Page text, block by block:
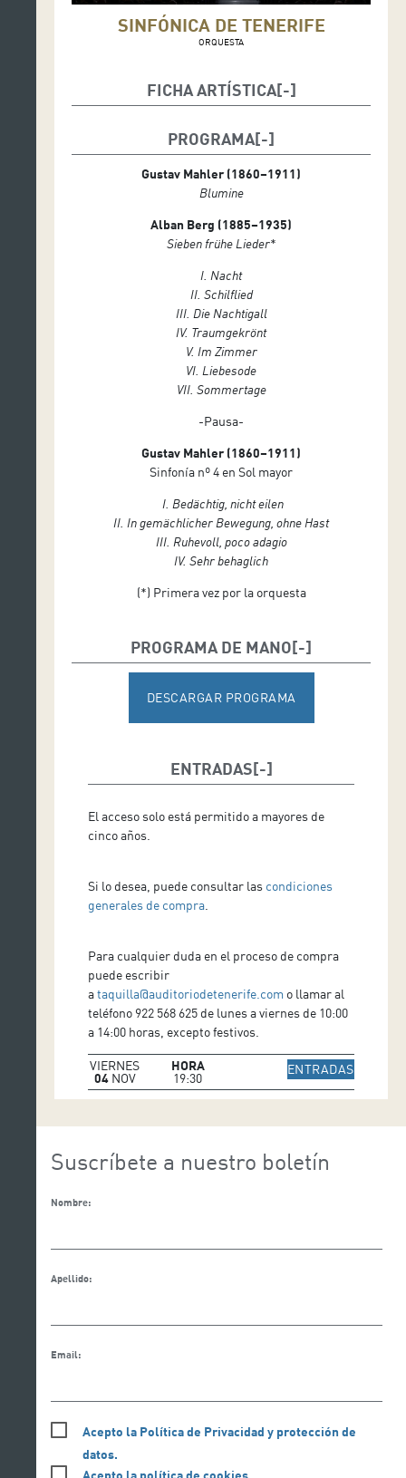
SINFÓNICA DE TENERIFE
ORQUESTA
FICHA ARTÍSTICA
Katharina Ruckgaber, soprano
PROGRAMA
Gustav Mahler (1860–1911)
Blumine
Alban Berg (1885–1935)
Sieben frühe Lieder*
I. Nacht
II. Schilflied
III. Die Nachtigall
IV. Traumgekrönt
V. Im Zimmer
VI. Liebesode
VII. Sommertage
-Pausa-
Gustav Mahler (1860–1911)
Sinfonía nº 4 en Sol mayor
I. Bedächtig, nicht eilen
II. In gemächlicher Bewegung, ohne Hast
III. Ruhevoll, poco adagio
IV. Sehr behaglich
(*) Primera vez por la orquesta
PROGRAMA DE MANO
DESCARGAR PROGRAMA
ENTRADAS
El acceso solo está permitido a mayores de
cinco años.
Si lo desea, puede consultar las condiciones
generales de compra
Para cualquier duda en el proceso de compra
puede escribir
ataquilla@auditoriodetenerife.com o llamar al
teléfono 922 568 625 de lunes a viernes de 10:00
a 14:00 horas, excepto festivos.
VIERNES
04NOV
HORA
19:30
ENTRADASIR A
Suscríbete a nuestro boletín
Nombre:
Apellido:
Email:
Acepto la Política de Privacidad y protección de
datos.
Acepto la política de cookies